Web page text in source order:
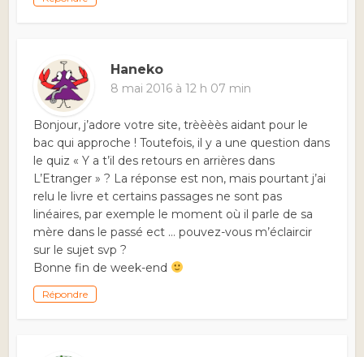
Haneko
8 mai 2016 à 12 h 07 min
Bonjour, j’adore votre site, trèèèès aidant pour le
bac qui approche ! Toutefois, il y a une question dans
le quiz « Y a t’il des retours en arrières dans
L’Etranger » ? La réponse est non, mais pourtant j’ai
relu le livre et certains passages ne sont pas
linéaires, par exemple le moment où il parle de sa
mère dans le passé ect … pouvez-vous m’éclaircir
sur le sujet svp ?
Bonne fin de week-end
Répondre